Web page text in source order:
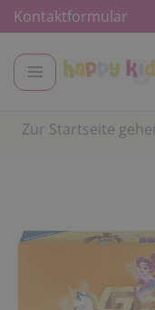
Kontaktformular
Zur Startseite